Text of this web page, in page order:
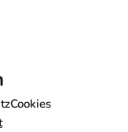
sein. Sucht euch
Cookies